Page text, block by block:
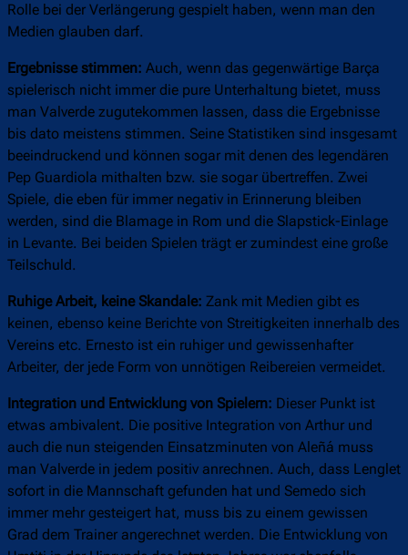
Rolle bei der Verlängerung gespielt haben, wenn man den
Medien glauben darf.
Ergebnisse stimmen: Auch, wenn das gegenwärtige Barça
spielerisch nicht immer die pure Unterhaltung bietet, muss
man Valverde zugutekommen lassen, dass die Ergebnisse
bis dato meistens stimmen. Seine Statistiken sind insgesamt
beeindruckend und können sogar mit denen des legendären
Pep Guardiola mithalten bzw. sie sogar übertreffen. Zwei
Spiele, die eben für immer negativ in Erinnerung bleiben
werden, sind die Blamage in Rom und die Slapstick-Einlage
in Levante. Bei beiden Spielen trägt er zumindest eine große
Teilschuld.
Ruhige Arbeit, keine Skandale: Zank mit Medien gibt es
keinen, ebenso keine Berichte von Streitigkeiten innerhalb des
Vereins etc. Ernesto ist ein ruhiger und gewissenhafter
Arbeiter, der jede Form von unnötigen Reibereien vermeidet.
Integration und Entwicklung von Spielern: Dieser Punkt ist
etwas ambivalent. Die positive Integration von Arthur und
auch die nun steigenden Einsatzminuten von Aleñá muss
man Valverde in jedem positiv anrechnen. Auch, dass Lenglet
sofort in die Mannschaft gefunden hat und Semedo sich
immer mehr gesteigert hat, muss bis zu einem gewissen
Grad dem Trainer angerechnet werden. Die Entwicklung von